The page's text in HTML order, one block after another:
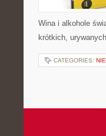
Wina i alkohole
krótkich,
CATEGORIES: